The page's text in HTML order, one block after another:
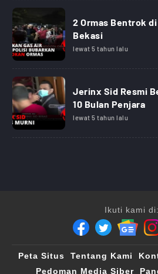
2 Ormas Bentrok
Bekasi
lewat 5 tahun lalu
Jerinx Sid Resmi
10 Bulan Penjara
lewat 5 tahun lalu
Ikuti kami di:
Peta Situs Tentang Kami
Pedoman Media Siber